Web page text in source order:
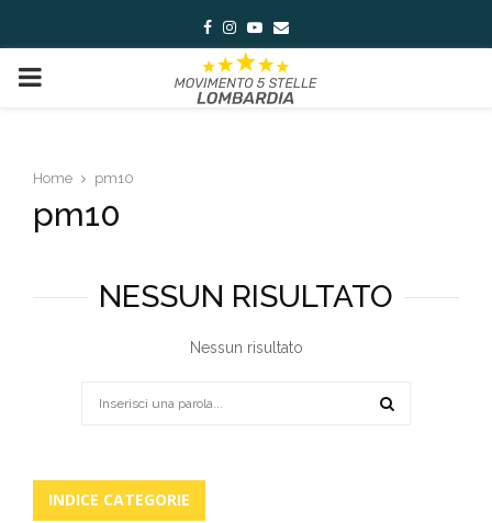
Facebook
Instagram
Youtube
Email
PRIMARY
Home pm10
pm10
NESSUN RISULTATO
Nessun risultato
INDICE CATEGORIE